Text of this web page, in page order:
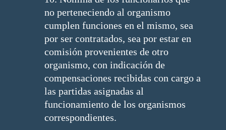
no perteneciendo al organismo
cumplen funciones en el mismo, sea
por ser contratados, sea por estar en
comisión provenientes de otro
organismo, con indicación de
compensaciones recibidas con cargo a
las partidas asignadas al
funcionamiento de los organismos
correspondientes.